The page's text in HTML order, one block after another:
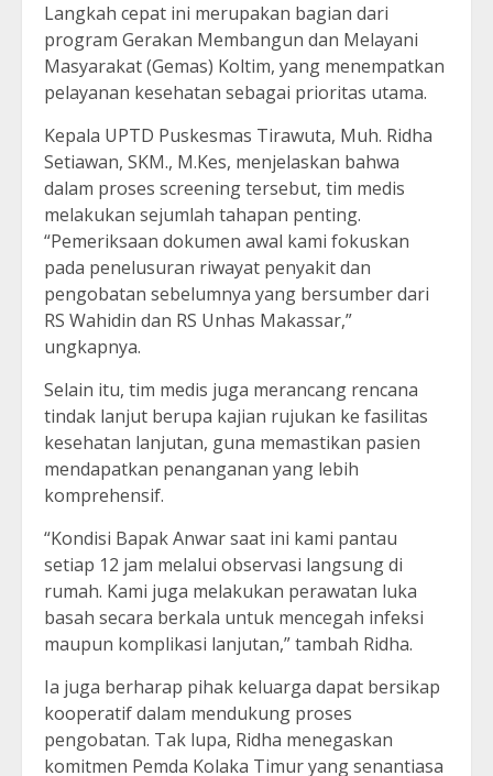
Langkah cepat ini merupakan bagian dari
program Gerakan Membangun dan Melayani
Masyarakat (Gemas) Koltim, yang menempatkan
pelayanan kesehatan sebagai prioritas utama.
Kepala UPTD Puskesmas Tirawuta, Muh. Ridha
Setiawan, SKM., M.Kes, menjelaskan bahwa
dalam proses screening tersebut, tim medis
melakukan sejumlah tahapan penting.
“Pemeriksaan dokumen awal kami fokuskan
pada penelusuran riwayat penyakit dan
pengobatan sebelumnya yang bersumber dari
RS Wahidin dan RS Unhas Makassar,”
ungkapnya.
Selain itu, tim medis juga merancang rencana
tindak lanjut berupa kajian rujukan ke fasilitas
kesehatan lanjutan, guna memastikan pasien
mendapatkan penanganan yang lebih
komprehensif.
“Kondisi Bapak Anwar saat ini kami pantau
setiap 12 jam melalui observasi langsung di
rumah. Kami juga melakukan perawatan luka
basah secara berkala untuk mencegah infeksi
maupun komplikasi lanjutan,” tambah Ridha.
Ia juga berharap pihak keluarga dapat bersikap
kooperatif dalam mendukung proses
pengobatan. Tak lupa, Ridha menegaskan
komitmen Pemda Kolaka Timur yang senantiasa